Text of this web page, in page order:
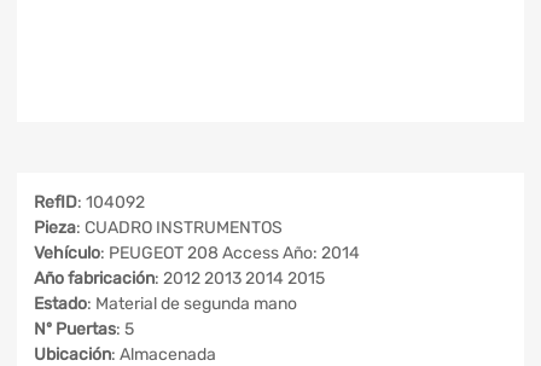
RefID: 104092
Pieza: CUADRO INSTRUMENTOS
Vehículo: PEUGEOT 208 Access Año: 2014
Año fabricación: 2012 2013 2014 2015
Estado: Material de segunda mano
Nº Puertas: 5
Ubicación: Almacenada